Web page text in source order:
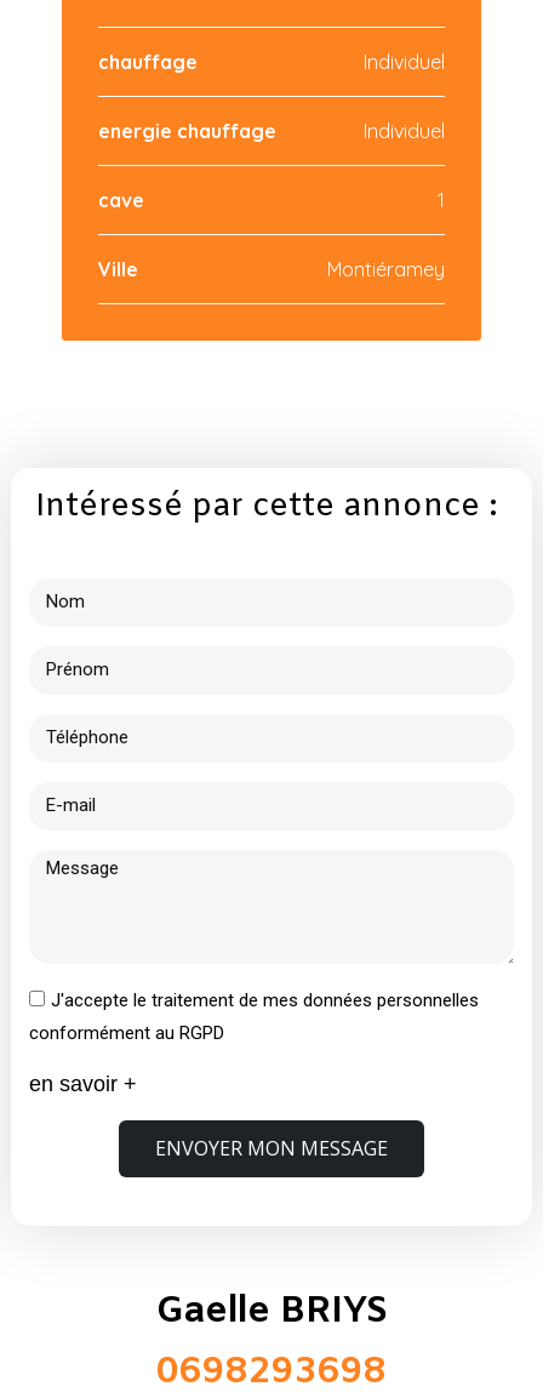
chauffage Individuel
energie chauffage Individuel
cave 1
Ville Montiéramey
Intéressé par cette annonce :
J'accepte le traitement de mes données personnelles
conformément au RGPD
en savoir +
ENVOYER MON MESSAGE
Gaelle BRIYS
0698293698